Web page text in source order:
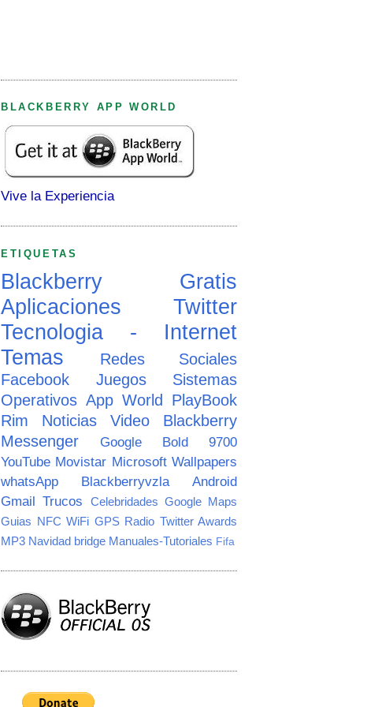
BLACKBERRY APP WORLD
Vive la Experiencia
ETIQUETAS
Blackberry
Gratis
Aplicaciones
Twitter
Tecnologia - Internet
Temas
Redes Sociales
Facebook
Juegos
Sistemas
Operativos App World PlayBook
Rim
Noticias Video
Blackberry
Messenger
Google
Bold 9700
YouTube Movistar Microsoft Wallpapers
whatsApp
Blackberryvzla
Android
Gmail Trucos Celebridades Google Maps
Guias NFC WiFi GPS Radio Twitter Awards
MP3 Navidad bridge Manuales-Tutoriales Fifa